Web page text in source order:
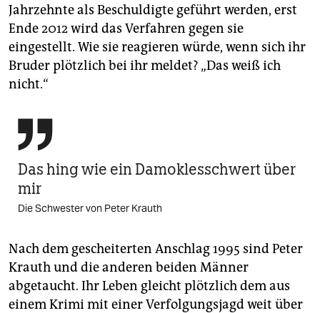
Jahrzehnte als Beschuldigte geführt werden, erst
Ende 2012 wird das Verfahren gegen sie
eingestellt. Wie sie reagieren würde, wenn sich ihr
Bruder plötzlich bei ihr meldet? „Das weiß ich
nicht.“

Das hing wie ein Damoklesschwert über
mir
Die Schwester von Peter Krauth
Nach dem gescheiterten Anschlag 1995 sind Peter
Krauth und die anderen beiden Männer
abgetaucht. Ihr Leben gleicht plötzlich dem aus
einem Krimi mit einer Verfolgungsjagd weit über